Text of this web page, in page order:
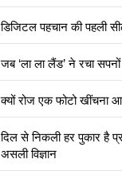
डिजिटल पहचान की पहली
जब ‘ला ला लैंड’ ने रचा
क्यों रोज एक फोटो खींचना
दिल से निकली हर पुकार है
असली विज्ञान